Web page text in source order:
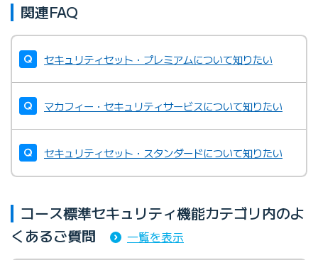
関連FAQ
セキュリティセット・プレミアムについて知りたい
マカフィー・セキュリティサービスについて知りたい
セキュリティセット・スタンダードについて知りたい
コース標準セキュリティ機能カテゴリ内のよ
くあるご質問
一覧を表示